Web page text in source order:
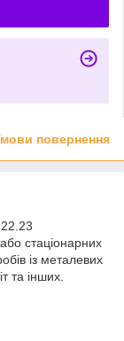
повернення
стаціонарних
із металевих
та інших.